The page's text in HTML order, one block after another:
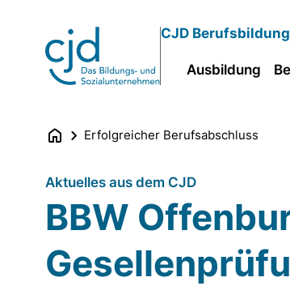
CJD
Ausbildung
Erfolgreicher Berufsabschluss
Aktuelles aus dem CJD
BBW